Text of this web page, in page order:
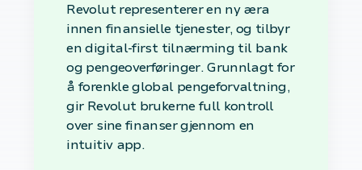
Revolut representerer en ny æra
innen finansielle tjenester, og tilbyr
en digital-first tilnærming til bank
og pengeoverføringer. Grunnlagt for
å forenkle global pengeforvaltning,
gir Revolut brukerne full kontroll
over sine finanser gjennom en
intuitiv app.